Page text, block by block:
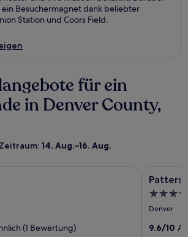
ein Besuchermagnet dank beliebter
Station und Coors Field.
für ein
in Denver County,
14. Aug.–16. Aug.
(1 Bewertung)
für
Inn
3.5-
Sterne-
Denver
9.6/10